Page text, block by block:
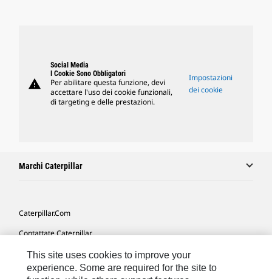
warning
Social Media
I Cookie Sono Obbligatori
Per abilitare questa funzione, devi
accettare l'uso dei cookie funzionali,
di targeting e delle prestazioni.
Impostazioni
dei cookie
Marchi Caterpillar
Caterpillar.com
Contattate Caterpillar
Le Mie Preferenze Di Marketing
Mappa Del Sito
This site uses cookies to improve your
experience. Some are required for the site to